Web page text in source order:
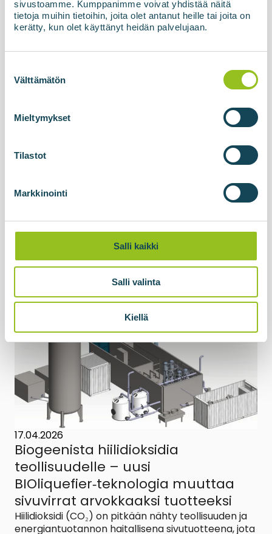
sivustoamme. Kumppanimme voivat yhdistää näitä
tietoja muihin tietoihin, joita olet antanut heille tai joita on
kerätty, kun olet käyttänyt heidän palvelujaan.
valinta
Välttämätön
Mieltymykset
Tilastot
Markkinointi
Salli kaikki
Salli valinta
Kiellä
Biokaasun jalostusyksikkö Latvian
Membraaniteknologiaan perustuva biokaasun
jalostusyksikkö, BIOupgrade, sekä tankkausasema
käyttöönotettu ja luovutettu asiakkaalle Latviassa.
17.04.2026
Biogeenista hiilidioksidia
teollisuudelle – uusi
BIOliquefier‑teknologia muuttaa
sivuvirrat arvokkaaksi tuotteeksi
Hiilidioksidi (CO₂) on pitkään nähty teollisuuden ja
energiantuotannon haitallisena sivutuotteena, jota